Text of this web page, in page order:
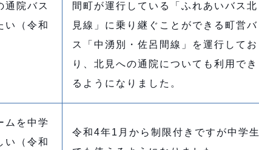
通院バス
い（令和
間町が運行している「ふれあいバス北
見線」に乗り継ぐことができる町営バ
ス「中湧別・佐呂間線」を運行してお
り、北見への通院についても利用でき
るようになりました。
ムを中学
い（令和
令和4年1月から制限付きですが中学生